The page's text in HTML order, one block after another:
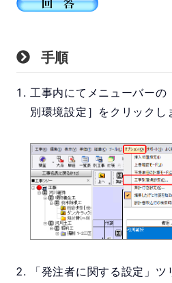
手順
工事内にてメニューバー
別環境設定］をクリックし
「発注者に関する設定」